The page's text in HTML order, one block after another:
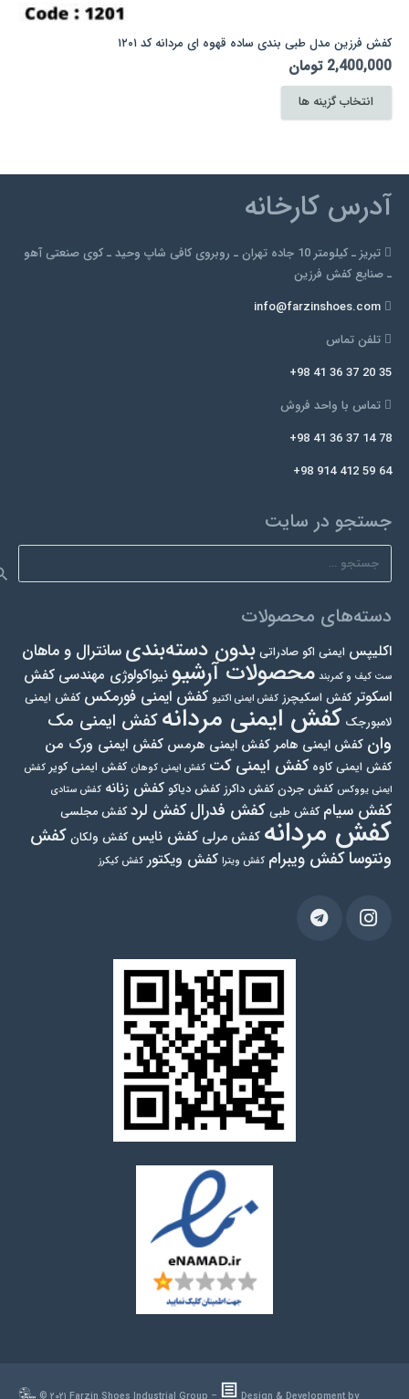
کفش فرزین مدل طبی بندی ساده قهوه ای مردانه کد ۱۲۰۱
2,400,000 تومان
انتخاب گزینه ها
مختلفی
می
باشد.
ها
در
آدرس کارخانه
تبریز ـ کیلومتر 10 جاده تهران ـ روبروی کافی شاپ وحید ـ کوی صنعتی آهو
ـ صنایع کفش فرزین
info@farzinshoes.com
تلفن تماس
+98 41 36 37 20 35
تماس با واحد فروش
+98 41 36 37 14 78
+98 914 412 59 64
جستجو در سایت
برای:
دسته‌های محصولات
اکلیپس ایمنی اکو صادراتی بدون دسته‌بندی سانترال و ماهان
ست کیف و کمربند محصولات آرشیونیواکولوژی مهندسی کفش
اسکوتر کفش اسکیچرز کفش ایمنی اکتیو کفش ایمنی فورمکس کفش ایمنی
لامبورجک کفش ایمنی مردانهکفش ایمنی مک
وان کفش ایمنی هامر کفش ایمنی هرمس کفش ایمنی ورک من
کفش ایمنی کاوه کفش ایمنی کت کفش ایمنی کوهان کفش ایمنی کویر کفش
ایمنی یووکس کفش جردن کفش داکرز کفش دیاکو کفش زنانه کفش ستادی
کفش سیام کفش طبی کفش فدرال کفش لرد کفش مجلسی کفش مردانه کفش مرلی کفش نایس کفش ولکان کفش
ونتوساکفش ویبرام کفش ویترا کفش ویکتور کفش کیکرز